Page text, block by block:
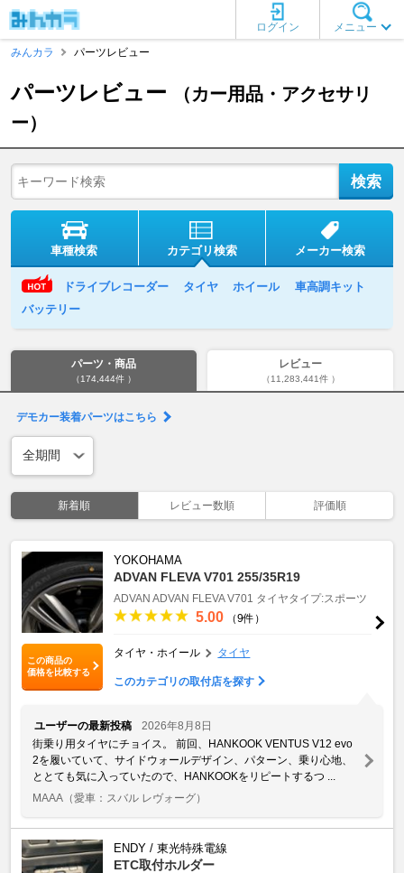
メニュー
ログイン
みんカラ
パーツレビュー
パーツレビュー
（カー用品・アクセサリ
ー）
車種検索 カテゴリ検索 メーカー検索
ドライブレコーダー タイヤ ホイール
車高調キット
バッテリー
パーツ・商品
（174,444件 ）
レビュー
（11,283,441件 ）
デモカー装着パーツはこちら
新着順 レビュー数順 評価順
この商品の
価格を比較する
YOKOHAMA
ADVAN FLEVA V701 255/35R19
ADVAN ADVAN FLEVA V701 タイヤタイプ:スポーツ
5.00 （9件）
タイヤ・ホイール タイヤ
このカテゴリの取付店を探す
ユーザーの最新投稿
2026年8月8日
街乗り用タイヤにチョイス。 前回、HANKOOK VENTUS V12 evo
2を履いていて、サイドウォールデザイン、パターン、乗り心地、
ととても気に入っていたので、HANKOOKをリピートするつ ...
MAAA （愛車：スバル レヴォーグ）
ENDY / 東光特殊電線
ETC取付ホルダー